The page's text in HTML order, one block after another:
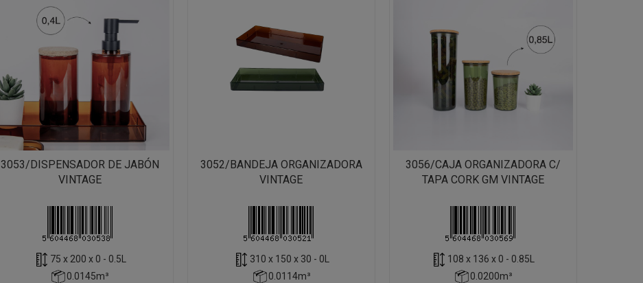
3053/DISPENSADOR DE JABÓN
VINTAGE
75 x 200 x 0 - 0.5L
0.0145m³
3052/BANDEJA ORGANIZADORA
VINTAGE
310 x 150 x 30 - 0L
0.0114m³
3056/CAJA ORGANIZADORA C/
TAPA CORK GM VINTAGE
108 x 136 x 0 - 0.85L
0.0200m³